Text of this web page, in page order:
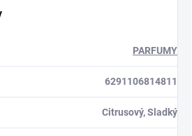
PARFUMY
6291106814811
Citrusový, Sladký